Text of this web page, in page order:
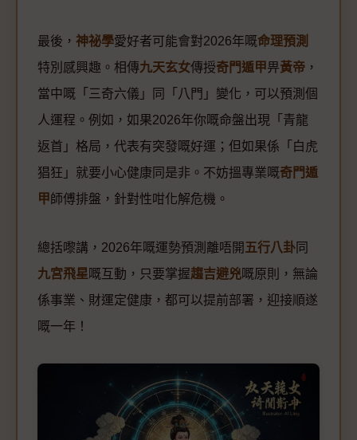
最後， 神祕學愛好者可能會對2026年嘅命理預測
特別感興趣。相傳九天玄女傳授奇門遁甲畀黃帝 ，
當中嘅「三奇六儀」同「八門」變化，可以預測個
人運程。例如，如果2026年你嘅命盤出現「青龍
返首」格局，代表有突發嘅好運；但如果係「白虎
猖狂」就要小心健康同是非。不妨搵專業嘅奇門遁
甲師傅排盤，針對性咁化解危機。
總括嚟講，2026年嘅運勢預測離唔開 五行八卦 同
九宮飛星嘅互動，只要掌握趨吉避兇嘅原則，無論
係事業、財運定健康，都可以提前部署，迎接順遂
嘅一年！